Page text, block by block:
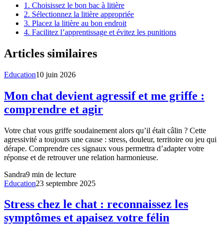
1. Choisissez le bon bac à litière
2. Sélectionnez la litière appropriée
3. Placez la litière au bon endroit
4. Facilitez l’apprentissage et évitez les punitions
Articles similaires
Education10 juin 2026
Mon chat devient agressif et me griffe :
comprendre et agir
Votre chat vous griffe soudainement alors qu’il était câlin ? Cette
agressivité a toujours une cause : stress, douleur, territoire ou jeu qui
dérape. Comprendre ces signaux vous permettra d’adapter votre
réponse et de retrouver une relation harmonieuse.
Sandra9 min de lecture
Education23 septembre 2025
Stress chez le chat : reconnaissez les
symptômes et apaisez votre félin